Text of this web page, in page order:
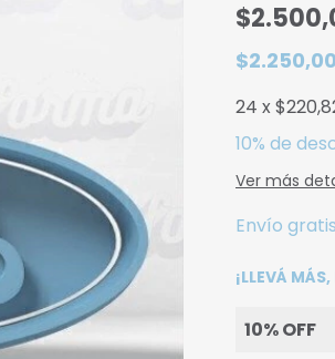
$2.250,00
24 x
10% de
Ver más
Envío gratis
¡LLEVÁ
10% OFF